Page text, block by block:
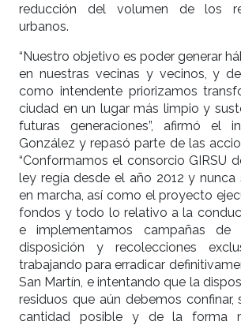
reducción del volumen de los
urbanos.
“Nuestro objetivo es poder generar
en nuestras vecinas y vecinos, y
como intendente priorizamos
ciudad en un lugar más limpio y
futuras generaciones”, afirmó el
González y repasó parte de las
“Conformamos el consorcio GIRSU
ley regía desde el año 2012 y nunca
en marcha, así como el proyecto
fondos y todo lo relativo a la
e implementamos campañas de
disposición y recolecciones
trabajando para erradicar
San Martín, e intentando que la
residuos que aún debemos confinar,
cantidad posible y de la forma